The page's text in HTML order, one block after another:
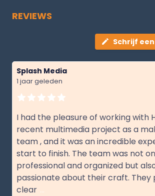
REVIEWS
Schrijf
Splash Media
1 jaar geleden
I had the pleasure of working with
recent multimedia project as a
team , and it was an incredible
start to finish. The team was not
professional and organized but
passionate about their craft. They
clear ...